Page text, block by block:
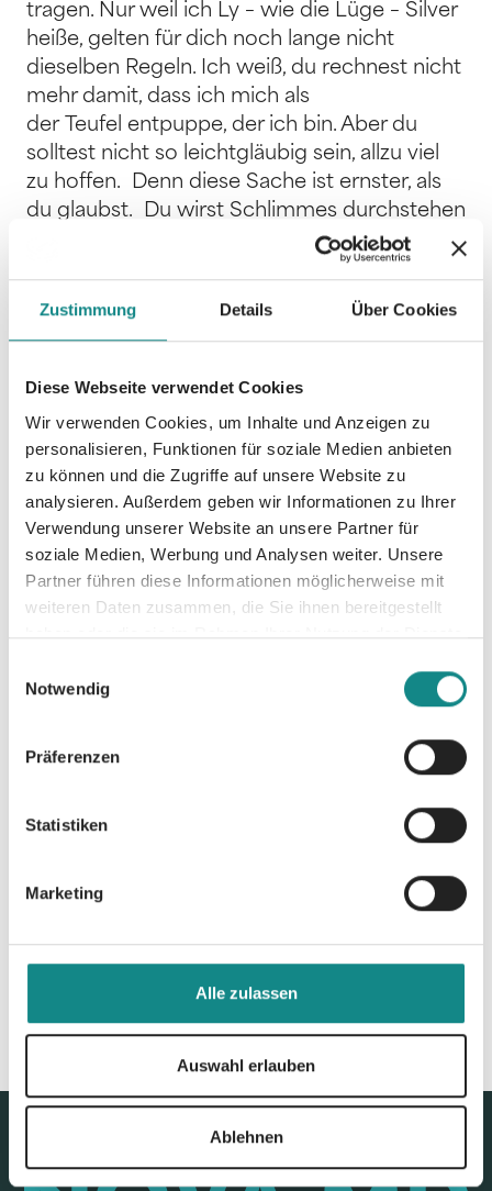
Zustimmung Details Über Cookies
Diese Webseite verwendet Cookies
Wir verwenden Cookies, um Inhalte und Anzeigen zu
personalisieren, Funktionen für soziale Medien anbieten
zu können und die Zugriffe auf unsere Website zu
analysieren. Außerdem geben wir Informationen zu Ihrer
Verwendung unserer Website an unsere Partner für
soziale Medien, Werbung und Analysen weiter. Unsere
Partner führen diese Informationen möglicherweise mit
weiteren Daten zusammen, die Sie ihnen bereitgestellt
haben oder die sie im Rahmen Ihrer Nutzung der Dienste
Notwendig
Präferenzen
Statistiken
Marketing
Alle zulassen
Auswahl erlauben
Ablehnen
tragen. Nur weil ich Ly – wie die Lüge – Silver
heiße, gelten für dich noch lange nicht
dieselben Regeln. Ich weiß, du rechnest nicht
mehr damit, dass ich mich als
der Teufel entpuppe, der ich bin. Aber du
solltest nicht so leichtgläubig sein, allzu viel
zu hoffen. Denn diese Sache ist ernster, als
du glaubst. Du wirst Schlimmes durchstehen
müssen. Du wirst leiden. Und vielleicht … ja,
vielleicht habe ich irgendwann Erbarmen und
rette dich. Bis dahin: Fürchte dich vor mir! ?
»Fürchte dich vor mir« ist der finale Band der
S. Wonda! Wirst du ihm entkommen??
Reihenfolge: Band 1 – HUNTING ANGEL: ich
werde dich jagen Band 2 – HUNTING
ANGEL: du wirst mir verfallen Band 3 –
HUNTING ANGEL: fürchte dich vor mir